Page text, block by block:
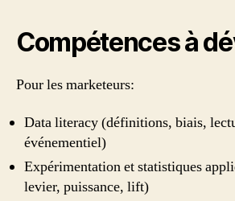
Compétences à
Pour les marketeurs:
Data literacy (définitions, biais,
événementiel)
Expérimentation et statistiques
levier, puissance, lift)